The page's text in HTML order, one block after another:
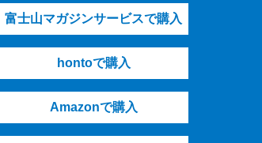
富士山マガジンサービスで購入
hontoで購入
Amazonで購入